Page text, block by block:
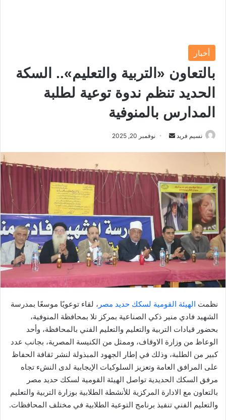
أخبار
بالتعاون «التربية والتعليم».. السكة
الحديد تنظم ندوة توعية لطلبة
المدارس بالمنوفية
نسيم فريد
ل
ب
ر
ي
د
ا
إ
ل
ك
ت
و
ن
ي
ا
نوفمبر 20, 2025
نظمت الهيئة القومية لسكك حديد مصر ، لقاء توعويًا موسعًا بمدرسة
الشهيد فادي منير ذكي الصناعية بمركز تلا بمحافظة المنوفية،
بحضور قيادات التربية والتعليم والتعليم الفني بالمحافظة، وأحد
الوعاظ من وزارة الاوقاف، وممثل من الكنيسة المصرية، بجانب عدد
كبير من الطلبة، وذلك في إطار الجهود المبذولة لنشر ثقافة الحفاظ
على المرافق العامة وتعزيز السلوكيات الإيجابية لدى النشء تجاه
مرفق السكك الحديدية تواصل الهيئة القومية لسكك حديد مصر
بالتعاون مع الادارة المركزية للأنشطة الطلابية بوزارة التربية والتعليم
والتعليم الفني تنفيذ برنامج التوعية الطلابية في مختلف المحافظات.